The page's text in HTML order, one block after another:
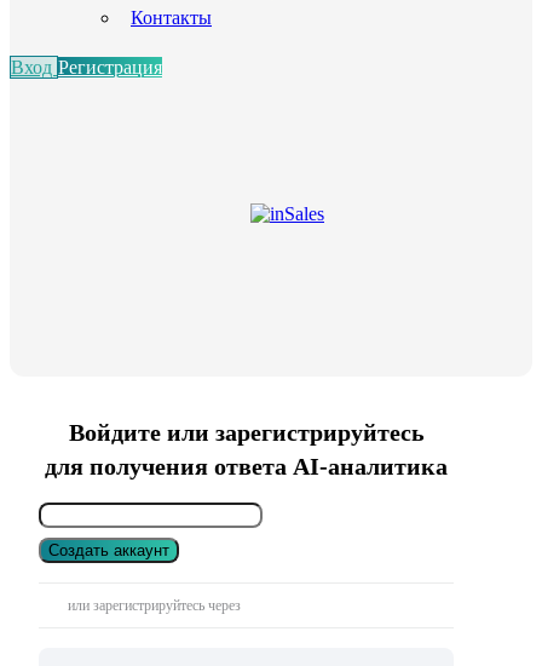
Контакты
Вход Регистрация
Войдите или зарегистрируйтесь
для получения ответа AI-аналитика
Создать аккаунт
или зарегистрируйтесь через